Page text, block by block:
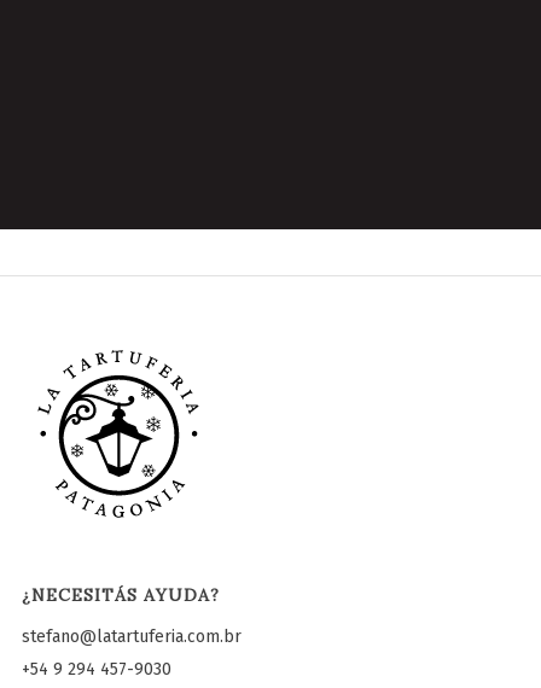
¿NECESITÁS AYUDA?
stefano@latartuferia.com.br
+54 9 294 457-9030